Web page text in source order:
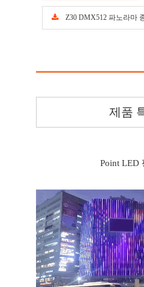
Z30 DMX512 파노라마
제품
Point LED